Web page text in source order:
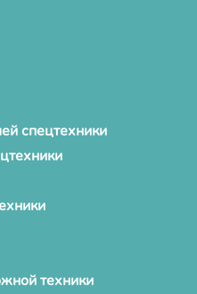
спецтехники
техники